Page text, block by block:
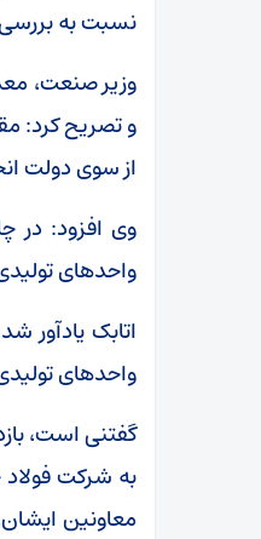
نسبت به
وزیر صنعت،
و تصریح کرد:
از سوی دولت
وی افزود: در
واحدهای
اتابک یادآور
واحدهای
گفتنی است،
به شرکت فولاد
معاونین